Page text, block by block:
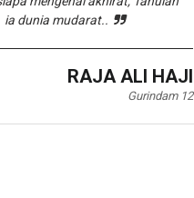
ia dunia mudarat..
RAJA ALI HAJI
Gurindam 12